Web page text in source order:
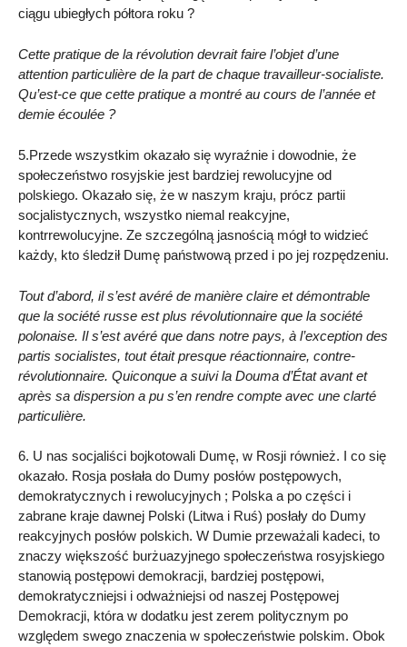
ciągu ubiegłych półtora roku ?
Cette pratique de la révolution devrait faire l’objet d’une
attention particulière de la part de chaque travailleur-socialiste.
Qu’est-ce que cette pratique a montré au cours de l’année et
demie écoulée ?
5.Przede wszystkim okazało się wyraźnie i dowodnie, że
społeczeństwo rosyjskie jest bardziej rewolucyjne od
polskiego. Okazało się, że w naszym kraju, prócz partii
socjalistycznych, wszystko niemal reakcyjne,
kontrrewolucyjne. Ze szczególną jasnością mógł to widzieć
każdy, kto śledził Dumę państwową przed i po jej rozpędzeniu.
Tout d’abord, il s’est avéré de manière claire et démontrable
que la société russe est plus révolutionnaire que la société
polonaise. Il s’est avéré que dans notre pays, à l’exception des
partis socialistes, tout était presque réactionnaire, contre-
révolutionnaire. Quiconque a suivi la Douma d’État avant et
après sa dispersion a pu s’en rendre compte avec une clarté
particulière.
6. U nas socjaliści bojkotowali Dumę, w Rosji również. I co się
okazało. Rosja posłała do Dumy posłów postępowych,
demokratycznych i rewolucyjnych ; Polska a po części i
zabrane kraje dawnej Polski (Litwa i Ruś) posłały do Dumy
reakcyjnych posłów polskich. W Dumie przeważali kadeci, to
znaczy większość burżuazyjnego społeczeństwa rosyjskiego
stanowią postępowi demokracji, bardziej postępowi,
demokratyczniejsi i odważniejsi od naszej Postępowej
Demokracji, która w dodatku jest zerem politycznym po
względem swego znaczenia w społeczeństwie polskim. Obok